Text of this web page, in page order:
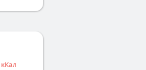
кКал